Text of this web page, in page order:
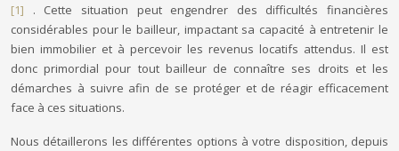
[1] . Cette situation peut engendrer des difficultés financières
considérables pour le bailleur, impactant sa capacité à entretenir le
bien immobilier et à percevoir les revenus locatifs attendus. Il est
donc primordial pour tout bailleur de connaître ses droits et les
démarches à suivre afin de se protéger et de réagir efficacement
face à ces situations.
Nous détaillerons les différentes options à votre disposition, depuis